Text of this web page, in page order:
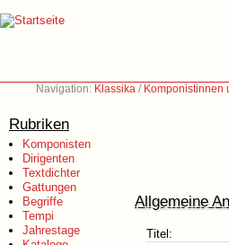
Navigation: Klassika / Komponistinnen
Rubriken
Komponisten
Dirigenten
Textdichter
Gattungen
Begriffe
Tempi
Jahrestage
Allgemeine
Titel: